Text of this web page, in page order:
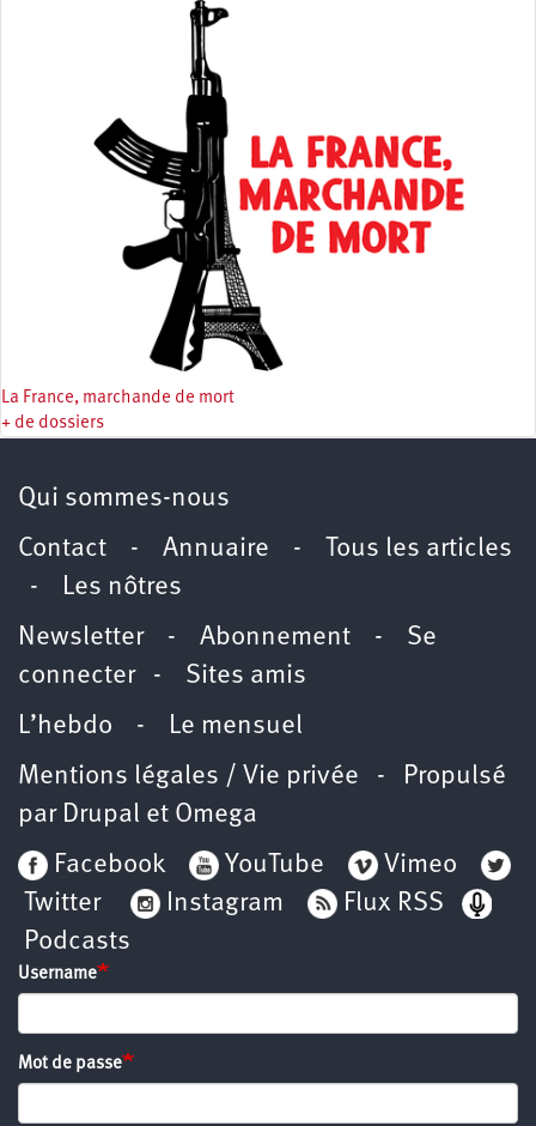
La France, marchande de mort
+ de dossiers
Qui sommes-nous
Contact - Annuaire -
Tous les articles
- Les nôtres
Newsletter- Abonnement - Se
connecter- Sites amis
L’hebdo - Le mensuel
Mentions légales / Vie privée - Propulsé
par Drupal et Omega
Facebook
YouTube
Vimeo
Twitter
Instagram
Flux RSS
Podcasts
Username
Mot de passe